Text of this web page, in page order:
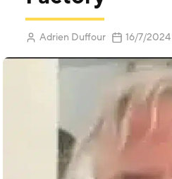
Adrien Duffour 16/7/2024